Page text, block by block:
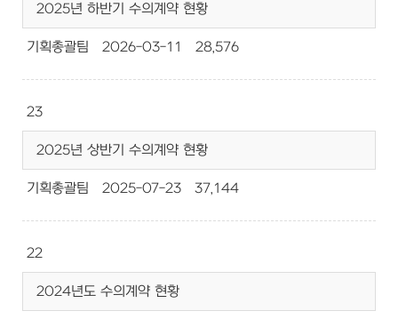
2025년 하반기 수의계약 현황
기획총괄팀 2026-03-11 28,576
23
2025년 상반기 수의계약 현황
기획총괄팀 2025-07-23 37,144
22
2024년도 수의계약 현황